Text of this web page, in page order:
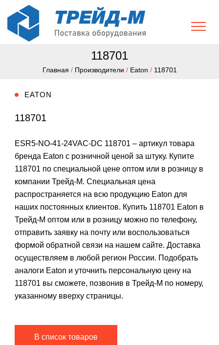
118701
Главная / Производители / Eaton / 118701
EATON
118701
ESR5-NO-41-24VAC-DC 118701 – артикул товара
бренда Eaton с розничной ценой за штуку. Купите
118701 по специальной цене оптом или в розницу в
компании Трейд-М. Специальная цена
распространяется на всю продукцию Eaton для
наших постоянных клиентов. Купить 118701 Eaton в
Трейд-М оптом или в розницу можно по телефону,
отправить заявку на почту или воспользоваться
формой обратной связи на нашем сайте. Доставка
осуществляем в любой регион России. Подобрать
аналоги Eaton и уточнить персональную цену на
118701 вы сможете, позвонив в Трейд-М по номеру,
указанному вверху страницы.
В список товаров